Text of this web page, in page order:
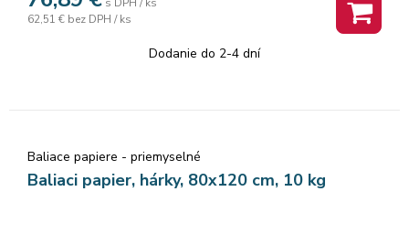
62,51 € bez DPH / ks
Dodanie do 2-4 dní
Baliace papiere - priemyselné
Baliaci papier, hárky, 80x120 cm, 10 kg